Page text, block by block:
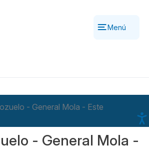
Menú
- General Mola - Este
- General Mola -